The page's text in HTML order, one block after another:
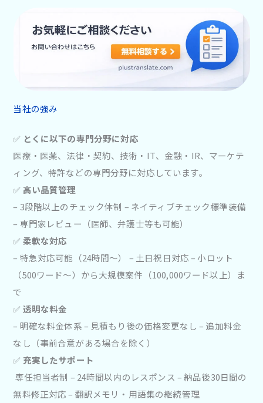
当社の強み
✅ とくに以下の専門分野に対応
医療・医薬、法律・契約、技術・IT、金融・IR、マーケテ
ィング、特許などの専門分野に対応しています。
✅ 高い品質管理
– 3段階以上のチェック体制 – ネイティブチェック標準装備
– 専門家レビュー（医師、弁護士等も可能）
✅ 柔軟な対応
– 特急対応可能（24時間〜） – 土日祝日対応 – 小ロット
（500ワード〜）から大規模案件（100,000ワード以上）ま
で
✅ 透明な料金
– 明確な料金体系 – 見積もり後の価格変更なし – 追加料金
なし（事前合意がある場合を除く）
✅ 充実したサポート
専任担当者制 – 24時間以内のレスポンス – 納品後30日間の
無料修正対応 – 翻訳メモリ・用語集の継続管理